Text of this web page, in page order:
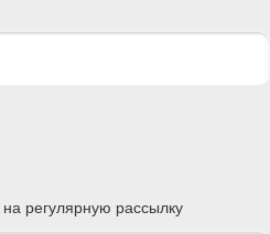
регулярную рассылку